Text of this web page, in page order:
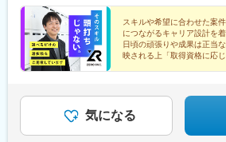
駅、馬出九大病院前駅、梅田駅(地下鉄)
線)、北浜駅(大阪府)、渡辺橋駅、西長堀
(阪堺線)、天王寺駅前駅、新今宮駅前駅
国立競技場駅、立川南駅、溜池山王駅、
駅、みなとみらい駅、日ノ出町駅、星
東海神駅、市川真間駅、北１２条駅、
駅、あおば通駅、町屋駅(東京メトロ)、
駅、竹芝駅、築地市場駅、学習院下駅
丸子駅、武蔵溝ノ口駅、京急川崎駅、
(相模線)、富士見町駅(神奈川県)、本川
駅、船橋駅、京成千葉駅、新津田沼駅、
トゲートウェイ・ステーション駅、市川
志野駅、幸谷駅、工機前駅、中央前橋駅
中央駅、鹿児島駅前駅、新宿西口駅、
ズ駅、岩本町駅、京急蒲田駅、京成上
高輪駅、水道橋駅、立川南駅、江古田
ォロー体制あり ／／配属先で分から
ャットで相談できる万全のフォロー体制
が帰社日も設けており、技術共有や仲間
有意義に過ごしているエンジニアも多
駅(東京都)、二子玉川駅、九段下駅、日
駅、豊洲駅、市場前駅、六本木駅、青
都)、府中駅(東京都)、小田急多摩セン
駅、三鷹駅、自由が丘駅、北千住駅、西
練馬駅、地下鉄成増駅、調布駅、町田
駅、東京ビッグサイト駅、東京テレポ
駅、桜新町駅、成城学園前駅、阿佐ケ
スキルや希望に合わせた案
につながるキャリア設計を
日頃の頑張りや成果は正当
映される上「取得資格に応
気になる